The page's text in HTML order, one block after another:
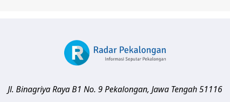
Jl. Binagriya Raya B1 No. 9Pekalongan, Jawa Tengah51116